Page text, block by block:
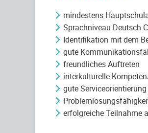
mindestens
Sprachniveau Deutsch
Identifikation mit dem
gute
freundliches Auftreten
interkulturelle
gute Serviceorientierung
erfolgreiche Teilnahme